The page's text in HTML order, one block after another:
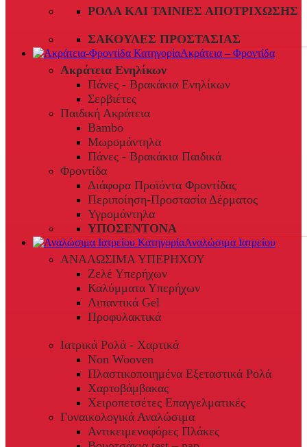
ΡΟΛΆ ΚΑΙ ΤΑΙΝΊΕΣ ΑΠΟΤΡΊΧΩΣΗΣ
ΣΑΚΟΎΛΕΣ ΠΡΟΣΤΑΣΊΑΣ
Ακράτεια – Φροντίδα
Ακράτεια Ενηλίκων
Πάνες - Βρακάκια Ενηλίκων
Σερβιέτες
Παιδική Ακράτεια
Bambo
Μωρομάντηλα
Πάνες - Βρακάκια Παιδικά
Φροντίδα
Διάφορα Προϊόντα Φροντίδας
Περιποίηση-Προστασία Δέρματος
Υγρομάντηλα
ΥΠΟΣΕΝΤΟΝΑ
Αναλώσιμα Ιατρείου
ΑΝΑΛΩΣΙΜΑ ΥΠΕΡΗΧΟΥ
Ζελέ Υπερήχων
Καλύμματα Υπερήχων
Λιπαντικά Gel
Προφυλακτικά
Ιατρικά Ρολά - Χαρτικά
Non Wooven
Πλαστικοποιημένα Εξεταστικά Ρολά
Χαρτοβάμβακας
Χειροπετσέτες Επαγγελματικές
Γυναικολογικά Αναλώσιμα
Αντικειμενοφόρες Πλάκες